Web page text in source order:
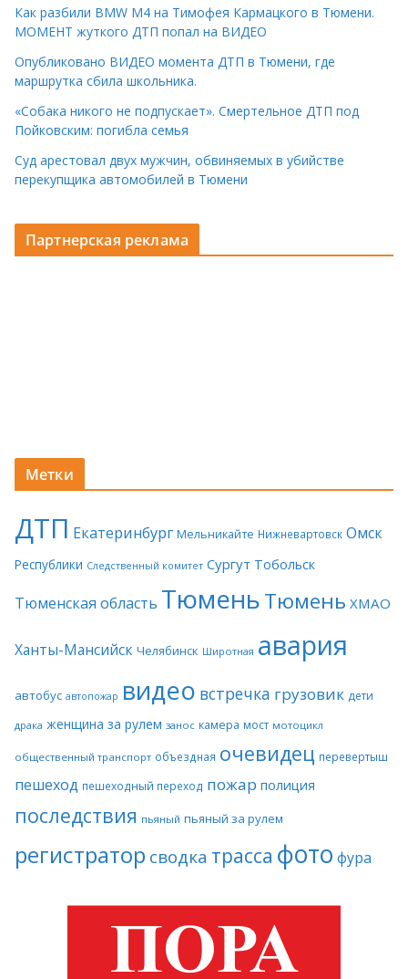
Как разбили BMW M4 на Тимофея Кармацкого в Тюмени.
МОМЕНТ жуткого ДТП попал на ВИДЕО
Опубликовано ВИДЕО момента ДТП в Тюмени, где
маршрутка сбила школьника.
«Собака никого не подпускает». Смертельное ДТП под
Пойковским: погибла семья
Суд арестовал двух мужчин, обвиняемых в убийстве
перекупщика автомобилей в Тюмени
Партнерская реклама
Метки
ДТП Екатеринбург Мельникайте Нижневартовск Омск
Республики Следственный комитет Сургут Тобольск
Тюменская область ТюменьТюмень ХМАО
Ханты-Мансийск Челябинск Широтная авария
автобус автопожар видео встречка грузовик дети
драка женщина за рулем занос камера мост мотоцикл
общественный транспорт объездная очевидец перевертыш
пешеход пешеходный переход пожар полиция
последствия пьяный пьяный за рулем
регистратор сводка трасса фото фура